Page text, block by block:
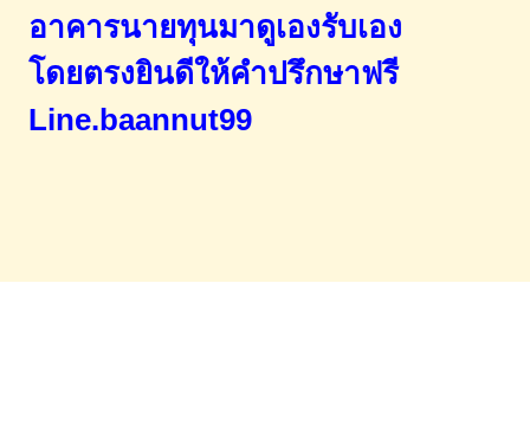
อาคารนายทุนมาดูเองรับเอง
โดยตรงยินดีให้คำปรึกษาฟรี
Line.baannut99